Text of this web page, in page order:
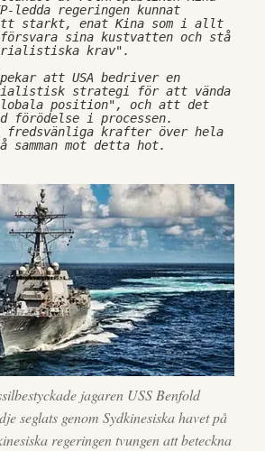
ledda regeringen kunnat
ett starkt, enat Kina som i allt
sina kustvatten och stå
krav".
strategi för att vända
position", och att det
i processen.
fredsvänliga krafter över hela
samman mot detta hot.
jagaren USS Benfold
seglats genom Sydkinesiska havet på
regeringen tvungen att beteckna